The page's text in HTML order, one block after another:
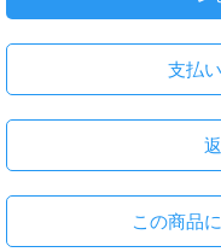
支払
この商品